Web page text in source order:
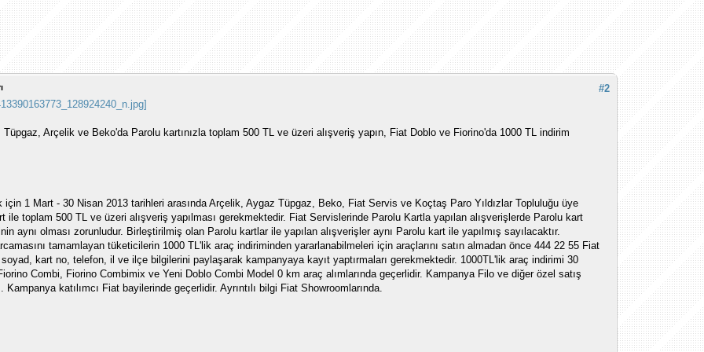
#2
Arçelik ve Beko'da Parolu kartınızla toplam 500 TL ve üzeri alışveriş yapın, Fiat Doblo ve Fiorino'da 1000 TL indirim
için 1 Mart - 30 Nisan 2013 tarihleri arasında Arçelik, Aygaz Tüpgaz, Beko, Fiat Servis ve Koçtaş Paro Yıldızlar Topluluğu üye
ile toplam 500 TL ve üzeri alışveriş yapılması gerekmektedir. Fiat Servislerinde Parolu Kartla yapılan alışverişlerde Parolu kart
aynı olması zorunludur. Birleştirilmiş olan Parolu kartlar ile yapılan alışverişler aynı Parolu kart ile yapılmış sayılacaktır.
tamamlayan tüketicilerin 1000 TL'lik araç indiriminden yararlanabilmeleri için araçlarını satın almadan önce 444 22 55 Fiat
soyad, kart no, telefon, il ve ilçe bilgilerini paylaşarak kampanyaya kayıt yaptırmaları gerekmektedir. 1000TL'lik araç indirimi 30
Combi, Fiorino Combimix ve Yeni Doblo Combi Model 0 km araç alımlarında geçerlidir. Kampanya Filo ve diğer özel satış
katılımcı Fiat bayilerinde geçerlidir. Ayrıntılı bilgi Fiat Showroomlarında.